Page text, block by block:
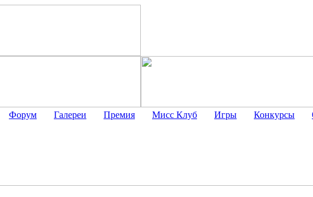
Форум Галереи Премия Мисс Клуб Игры Конкурсы